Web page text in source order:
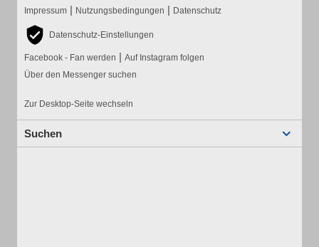
Impressum | Nutzungsbedingungen | Datenschutz
Datenschutz-Einstellungen
Facebook - Fan werden | Auf Instagram folgen
Über den Messenger suchen
Zur Desktop-Seite wechseln
Suchen